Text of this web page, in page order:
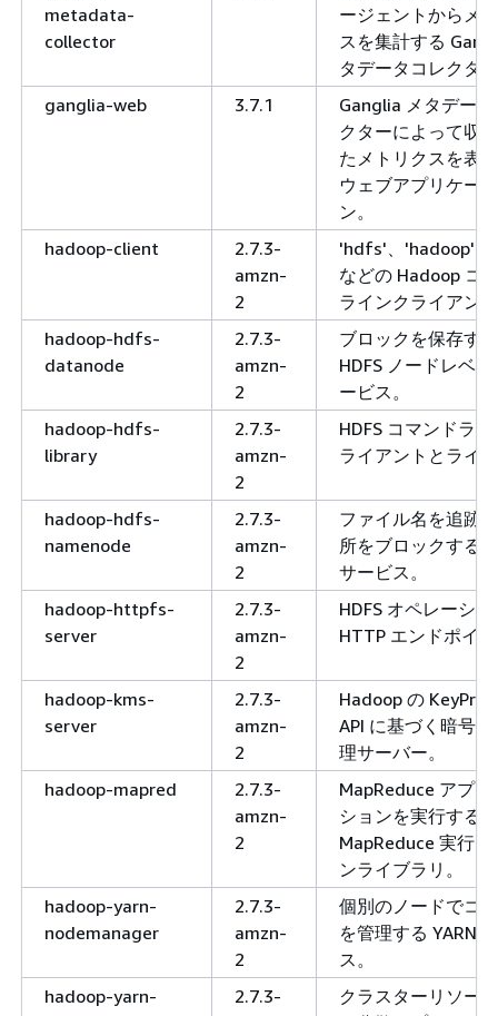
metadata-
collector
ージェントからメ
スを集計する
タデータコレクタ
ganglia-web
3.7.1
Ganglia メタデー
クターによって収
たメトリクスを表
ウェブアプリケー
ン。
hadoop-client
2.7.3-
amzn-
2
'hdfs'、'hadoop'、
などの Hadoop コ
ラインクライアン
hadoop-hdfs-
datanode
2.7.3-
amzn-
2
ブロックを保存する
HDFS ノードレベ
ービス。
hadoop-hdfs-
library
2.7.3-
amzn-
2
HDFS コマンドラ
ライアントとライ
hadoop-hdfs-
namenode
2.7.3-
amzn-
2
ファイル名を追跡
所をブロックする
サービス。
hadoop-httpfs-
server
2.7.3-
amzn-
2
HDFS オペレーシ
HTTP エンドポイ
hadoop-kms-
server
2.7.3-
amzn-
2
Hadoop の
API に基づく暗号
理サーバー。
hadoop-mapred
2.7.3-
amzn-
2
MapReduce アプリ
ションを実行する
MapReduce 実行エ
ンライブラリ。
hadoop-yarn-
nodemanager
2.7.3-
amzn-
2
個別のノードでコ
を管理する YARN
ス。
hadoop-yarn-
2.7.3-
クラスターリソー